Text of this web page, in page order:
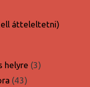
átteleltetni)
helyre 33
4343